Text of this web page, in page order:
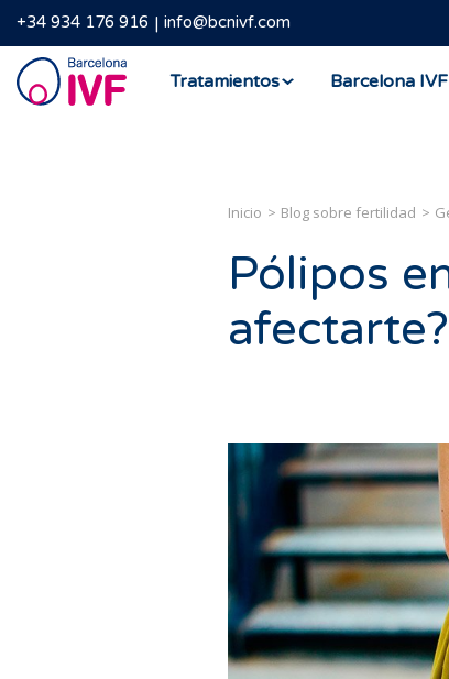
+34 934 176 916 info@bcnivf.com
Barcelona
IVF
Tratamientos Barcelona IVF
Inicio Blog sobre fertilidad
Pólipos
afectarte?